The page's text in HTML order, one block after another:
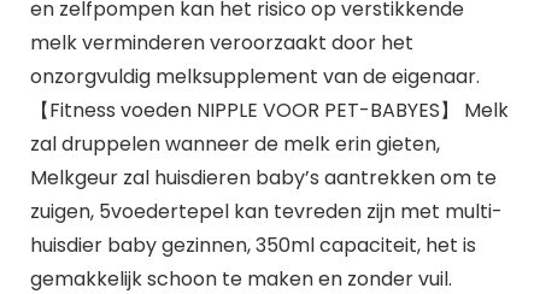
en zelfpompen kan het risico op verstikkende
melk verminderen veroorzaakt door het
onzorgvuldig melksupplement van de eigenaar.
【Fitness voeden NIPPLE VOOR PET-BABYES】 Melk
zal druppelen wanneer de melk erin gieten,
Melkgeur zal huisdieren baby’s aantrekken om te
zuigen, 5voedertepel kan tevreden zijn met multi-
huisdier baby gezinnen, 350ml capaciteit, het is
gemakkelijk schoon te maken en zonder vuil.